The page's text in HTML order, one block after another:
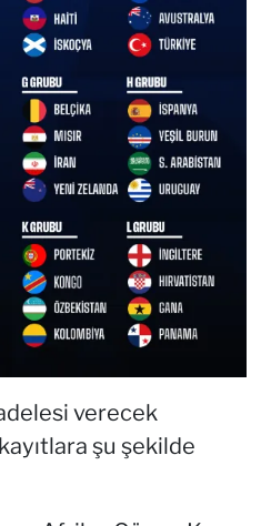
verecek
şu şekilde